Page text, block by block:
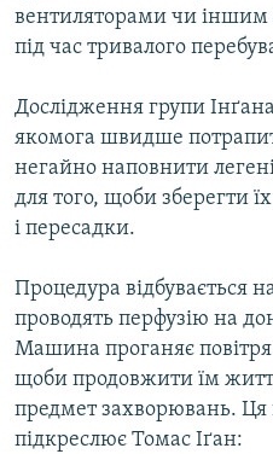
вентиляторами чи іншим
під час тривалого
Дослідження групи
якомога швидше
негайно наповнити
для того, щоби зберегти
і пересадки.
Процедура
проводять перфузію на
Машина проганяє повітря
щоби продовжити їм
предмет захворювань.
підкреслює Томас Іґан: